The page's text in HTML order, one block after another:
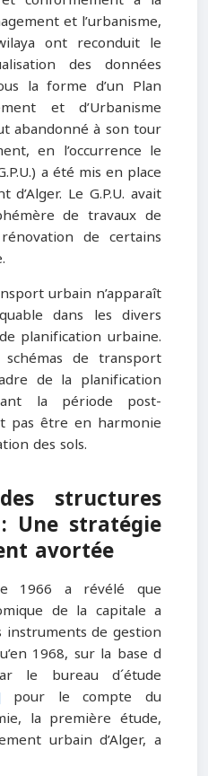
et l’urbanisme,
ont reconduit le
des données
la forme d’un Plan
et d’Urbanisme
abandonné à son tour
en l’occurrence le
a été mis en place
d’Alger. Le G.P.U. avait
de travaux de
de certains
urbain n’apparaît
dans les divers
planification urbaine.
de transport
de la planification
la période post-
pas être en harmonie
des sols.
structures
Une stratégie
avortée
1966 a révélé que
de la capitale a
instruments de gestion
1968, sur la base d
le bureau d´étude
pour le compte du
la première étude,
urbain d’Alger, a